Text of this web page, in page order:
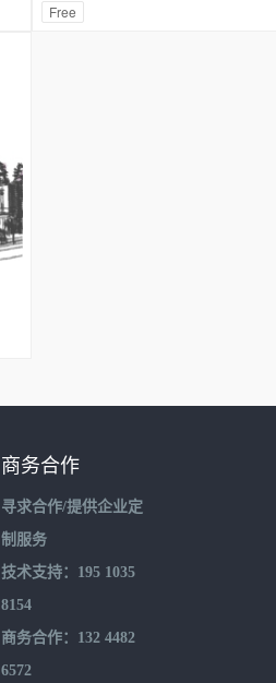
Free
商务合作
寻求合作/提供企业定
制服务
技术支持：195 1035
8154
商务合作：132 4482
6572